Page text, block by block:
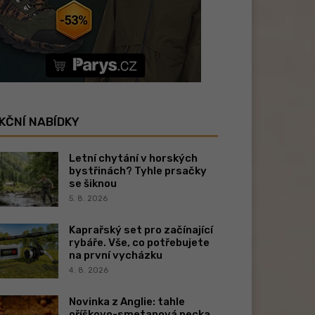
NABÍDKY
Letní chytání v horských
bystřinách? Tyhle prsačky
se šiknou
5. 8. 2026
Kaprařský set pro začínající
rybáře. Vše, co potřebujete
na první vycházku
4. 8. 2026
Novinka z Anglie: tahle